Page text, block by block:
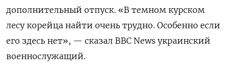
дополнительный отпуск. «В темном курском
лесу корейца найти очень трудно. Особенно если
его здесь нет», — сказал BBC News украинский
военнослужащий.